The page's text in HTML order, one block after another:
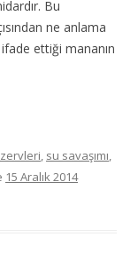
Bu
ne anlama
ettiği mananın
, su savaşımı,
15 Aralık 2014